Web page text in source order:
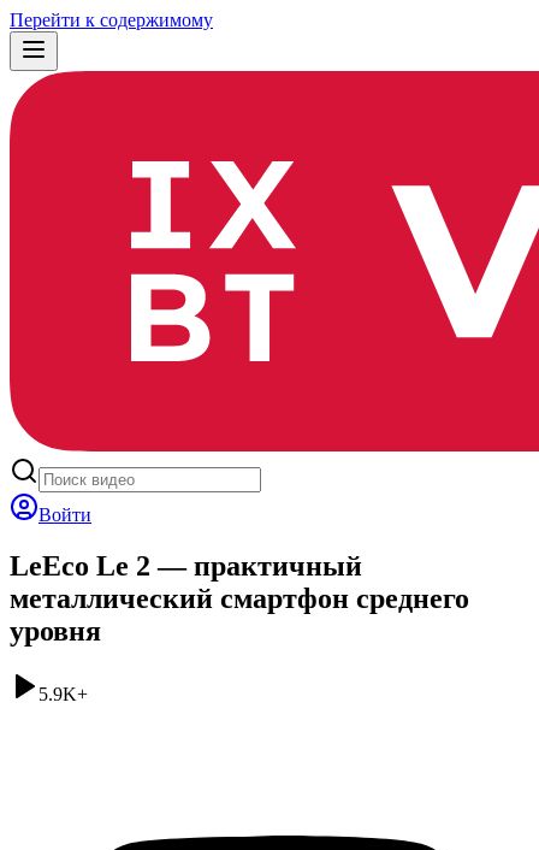
Перейти к содержимому
Войти
LeEco Le 2 — практичный
металлический смартфон среднего
уровня
5.9K+